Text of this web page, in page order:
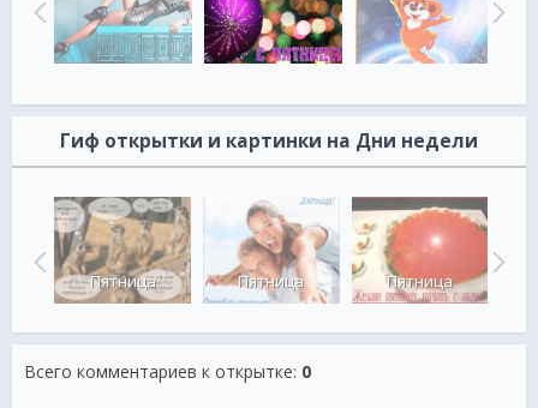
Гиф открытки и картинки на Дни недели
Пятница Пятница Пятница
Всего комментариев к открытке: 0